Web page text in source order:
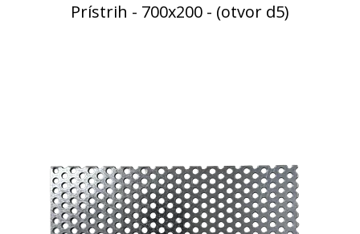
Prístrih - 700x200 - (otvor d5)